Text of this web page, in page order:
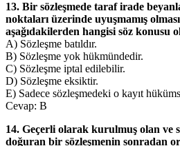
13. Bir sözleşmede taraf irade
noktaları üzerinde uyuşmamış
aşağıdakilerden hangisi söz konusu
A) Sözleşme batıldır.
B) Sözleşme yok hükmündedir.
C) Sözleşme iptal edilebilir.
D) Sözleşme eksiktir.
E) Sadece sözleşmedeki o kayıt
Cevap: B
14. Geçerli olarak kurulmuş olan ve
doğuran bir sözleşmenin sonradan